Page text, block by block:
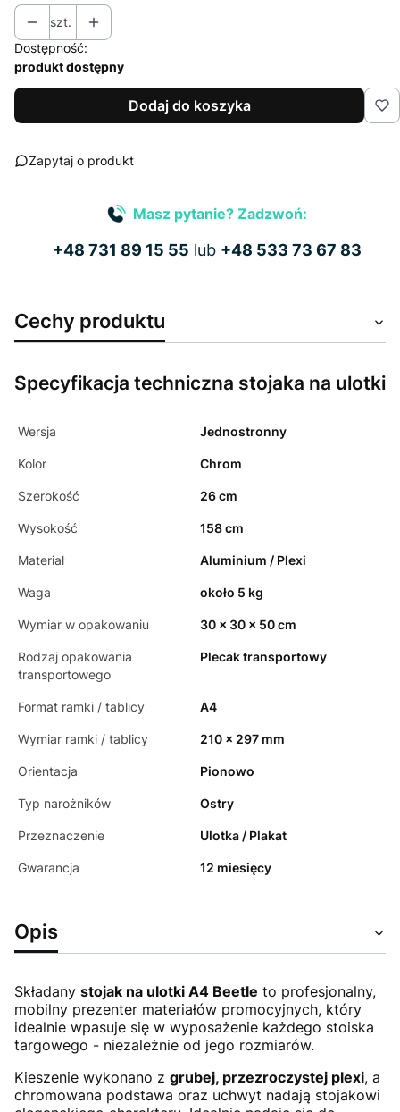
szt.
Dostępność:
produkt dostępny
Dodaj do koszyka
Zapytaj o produkt
Masz pytanie? Zadzwoń:
+48 731 89 15 55 lub +48 533 73 67 83
Cechy produktu
Specyfikacja techniczna stojaka na ulotki
Wersja Jednostronny
Kolor Chrom
Szerokość 26 cm
Wysokość 158 cm
Materiał Aluminium / Plexi
Waga około 5 kg
Wymiar w opakowaniu 30 x 30 x 50 cm
Rodzaj opakowania
transportowego
Plecak transportowy
Format ramki / tablicy A4
Wymiar ramki / tablicy 210 x 297 mm
Orientacja Pionowo
Typ narożników Ostry
Przeznaczenie Ulotka / Plakat
Gwarancja 12 miesięcy
Opis
Składany stojak na ulotki A4 Beetle to profesjonalny,
mobilny prezenter materiałów promocyjnych, który
idealnie wpasuje się w wyposażenie każdego stoiska
targowego - niezależnie od jego rozmiarów.
Kieszenie wykonano z grubej, przezroczystej plexi, a
chromowana podstawa oraz uchwyt nadają stojakowi